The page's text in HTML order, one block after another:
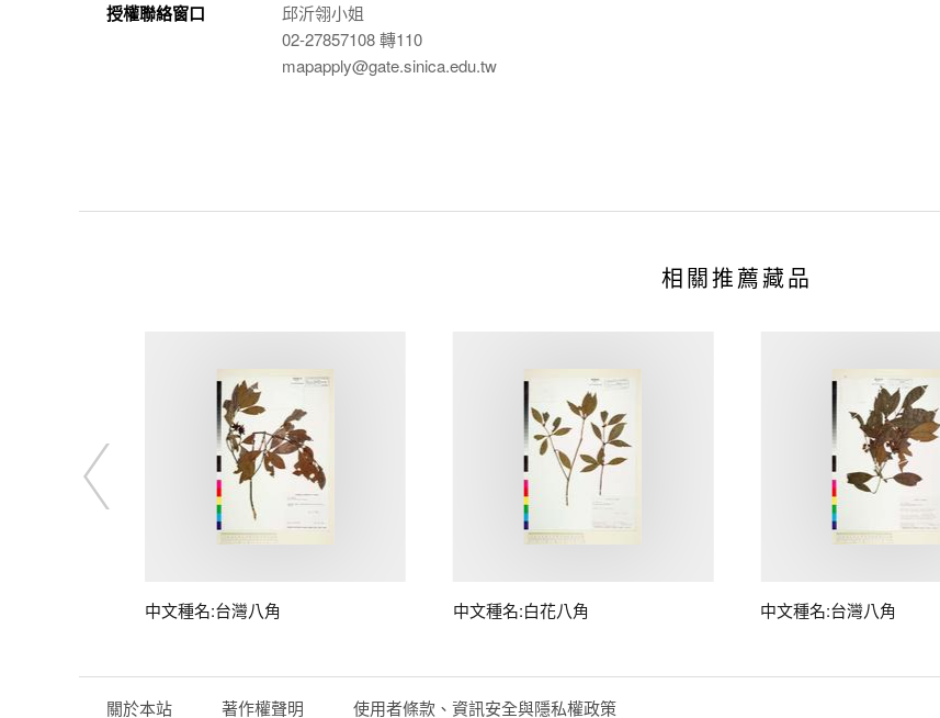
授權聯絡窗口
邱沂翎小姐
02-27857108 轉110
mapapply@gate.sinica.edu.tw
相關推薦藏品
中文種名:台灣八角 中文種名:白花八角 中文種名:台灣八角
關於本站 著作權聲明 使用者條款、資訊安全與隱私權政策